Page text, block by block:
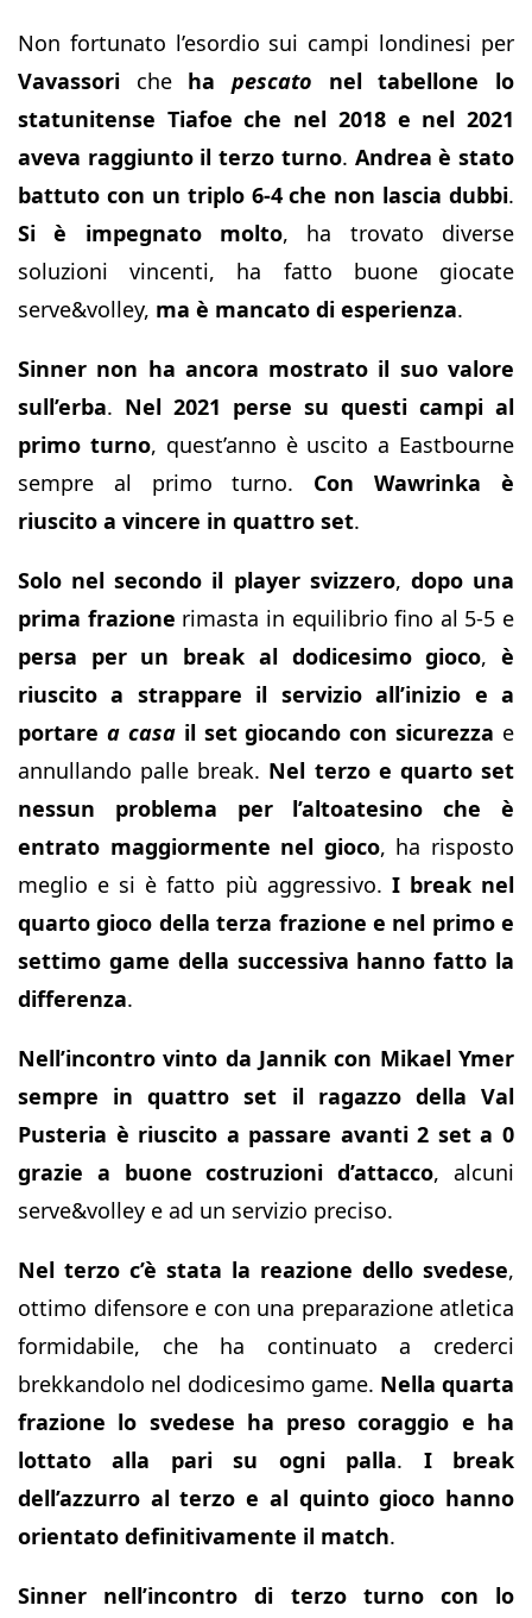
Non fortunato l’esordio sui campi londinesi per
Vavassori che hapescato nel tabellone lo
statunitense Tiafoe che nel 2018 e nel 2021
aveva raggiunto il terzo turno. Andrea è stato
battuto con un triplo 6-4 che non lascia dubbi.
Si è impegnato molto, ha trovato diverse
soluzioni vincenti, ha fatto buone giocate
serve&volley, ma è mancato di esperienza.
Sinner non ha ancora mostrato il suo valore
sull’erba. Nel 2021 perse su questi campi al
primo turno, quest’anno è uscito a Eastbourne
sempre al primo turno. Con Wawrinka è
riuscito a vincere in quattro set.
Solo nel secondo il player svizzero, dopo una
prima frazione rimasta in equilibrio fino al 5-5 e
persa per un break al dodicesimo gioco,è
riuscito a strappare il servizio all’inizio e a
portare a casail set giocando con sicurezza e
annullando palle break. Nel terzo e quarto set
nessun problema per l’altoatesino che è
entrato maggiormente nel gioco, ha risposto
meglio e si è fatto più aggressivo. I break nel
quarto gioco della terza frazione e nel primo e
settimo game della successiva hanno fatto la
differenza.
Nell’incontro vinto da Jannik con Mikael Ymer
sempre in quattro set il ragazzo della Val
Pusteria è riuscito a passare avanti 2 set a 0
grazie a buone costruzioni d’attacco, alcuni
serve&volley e ad un servizio preciso.
Nel terzo c’è stata la reazione dello svedese,
ottimo difensore e con una preparazione atletica
formidabile, che ha continuato a crederci
brekkandolo nel dodicesimo game. Nella quarta
frazione lo svedese ha preso coraggio e ha
lottato alla pari su ogni palla. I break
dell’azzurro al terzo e al quinto gioco hanno
orientato definitivamente il match.
Sinner nell’incontro di terzo turno con lo